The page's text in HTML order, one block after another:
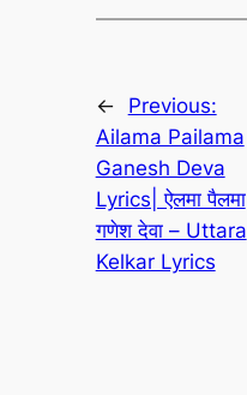
←
Previous:
Ailama Pailama
Ganesh Deva
Lyrics| ऐलमा पैलमा
गणेश देवा – Uttara
Kelkar Lyrics